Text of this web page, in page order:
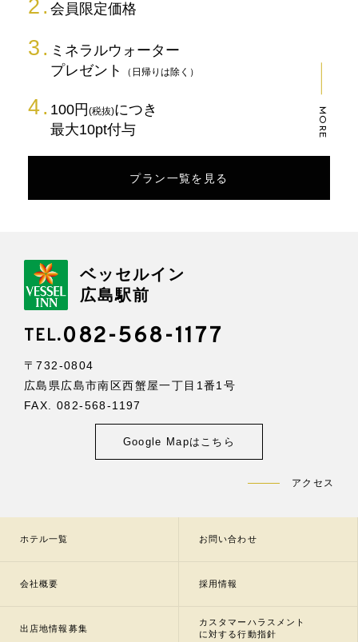
会員限定価格
ミネラルウォーター
プレゼント
（日帰りは除く）
100円(税抜)につき
最大10pt付与
MORE
プラン一覧を見る
ベッセルイン
広島駅前
TEL.082-568-1177
〒732-0804
広島県広島市南区西蟹屋一丁目1番1号
FAX. 082-568-1197
Google Mapはこちら
アクセス
ホテル一覧 お問い合わせ
会社概要 採用情報
出店地情報募集
カスタマーハラスメント
に対する行動指針